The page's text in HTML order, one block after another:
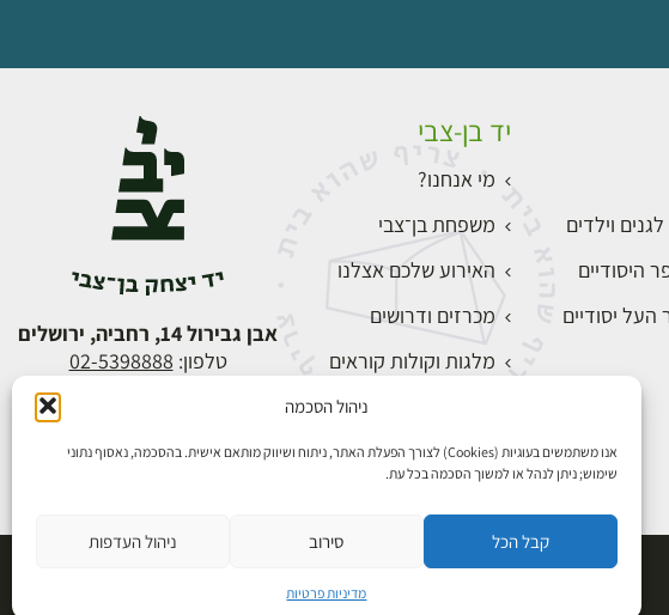
ניהול הסכמה
אנו משתמשים בעוגיות (Cookies) לצורך הפעלת האתר, ניתוח ושיווק מותאם אישית. בהסכמה, נאסוף נתוני
שימוש; ניתן לנהל או למשוך הסכמה בכל עת.
קבל הכל סירוב ניהול העדפות
מדיניות פרטיות
וילדים
היסודיים
העל יסודיים
יד בן-צבי
מי אנחנו?
משפחת בן־צבי
האירוע שלכם אצלנו
מכרזים ודרושים
מלגות וקולות קוראים
התחברות
אבן גבירול 14, רחביה, ירושלים
טלפון: 02-5398888